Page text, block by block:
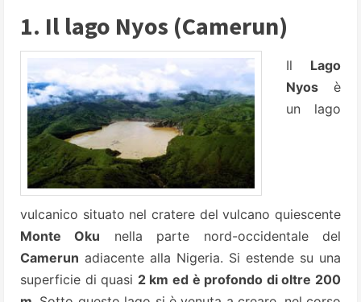
1. Il lago Nyos (Camerun)
Il Lago
Nyos è
un lago
vulcanico situato nel cratere del vulcano quiescente
Monte Oku nella parte nord-occidentale del
Camerun adiacente alla Nigeria. Si estende su una
superficie di quasi 2 km ed è profondo di oltre 200